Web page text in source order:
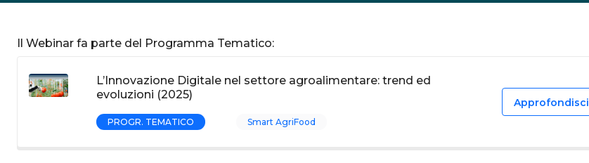
Il Webinar fa parte del Programma Tematico:
L’Innovazione Digitale nel settore agroalimentare: trend ed
evoluzioni (2025)
PROGR. TEMATICO Smart AgriFood
Approfondisci